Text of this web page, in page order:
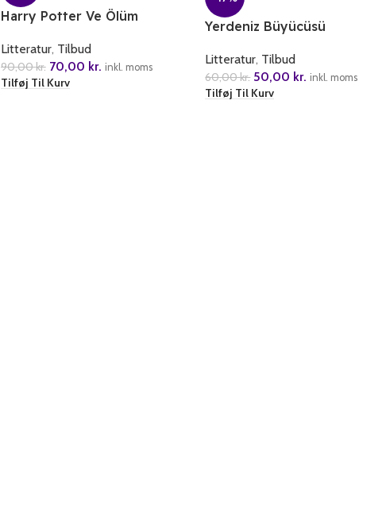
Harry Potter Ve Ölüm
Litteratur, Tilbud
90,00kr. 70,00 kr. inkl. moms
Tilføj Til Kurv
Yerdeniz Büyücüsü
Litteratur, Tilbud
60,00kr. 50,00 kr. inkl. moms
Tilføj Til Kurv